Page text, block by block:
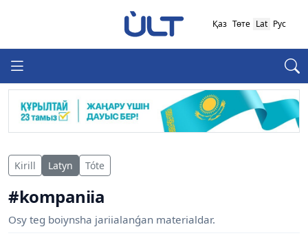
Қаз Төте Lat Рус
Kirill Latyn Tóte
#kompaniia
Osy teg boiynsha jariialanǵan materialdar.